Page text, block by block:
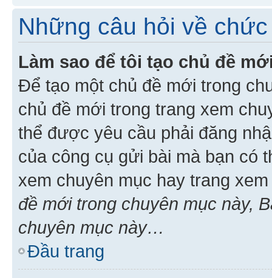
Những câu hỏi về
Làm sao để tôi tạo chủ đề
Để tạo một chủ đề mới trong
chủ đề mới trong trang xem
thể được yêu cầu phải đăng
của công cụ gửi bài mà bạn có
xem chuyên mục hay trang
đề mới trong chuyên mục này,
chuyên mục này…
Đầu trang